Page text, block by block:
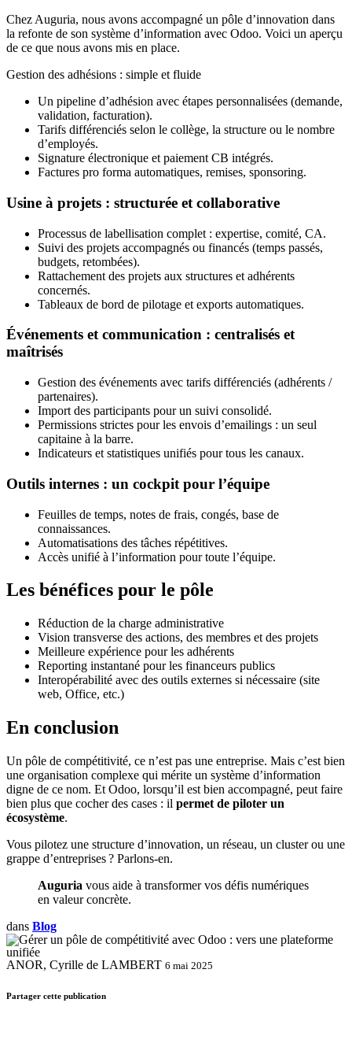
Chez Auguria, nous avons accompagné un pôle d’innovation dans
la refonte de son système d’information avec Odoo. Voici un aperçu
de ce que nous avons mis en place.
Gestion des adhésions : simple et fluide
Un pipeline d’adhésion avec étapes personnalisées (demande,
validation, facturation).
Tarifs différenciés selon le collège, la structure ou le nombre
d’employés.
Signature électronique et paiement CB intégrés.
Factures pro forma automatiques, remises, sponsoring.
Usine à projets : structurée et collaborative
Processus de labellisation complet : expertise, comité, CA.
Suivi des projets accompagnés ou financés (temps passés,
budgets, retombées).
Rattachement des projets aux structures et adhérents
concernés.
Tableaux de bord de pilotage et exports automatiques.
Événements et communication : centralisés et
maîtrisés
Gestion des événements avec tarifs différenciés (adhérents /
partenaires).
Import des participants pour un suivi consolidé.
Permissions strictes pour les envois d’emailings : un seul
capitaine à la barre.
Indicateurs et statistiques unifiés pour tous les canaux.
Outils internes : un cockpit pour l’équipe
Feuilles de temps, notes de frais, congés, base de
connaissances.
Automatisations des tâches répétitives.
Accès unifié à l’information pour toute l’équipe.
Les bénéfices pour le pôle
Réduction de la charge administrative
Vision transverse des actions, des membres et des projets
Meilleure expérience pour les adhérents
Reporting instantané pour les financeurs publics
Interopérabilité avec des outils externes si nécessaire (site
web, Office, etc.)
En conclusion
Un pôle de compétitivité, ce n’est pas une entreprise. Mais c’est bien
une organisation complexe qui mérite un système d’information
digne de ce nom. Et Odoo, lorsqu’il est bien accompagné, peut faire
bien plus que cocher des cases : il permet de piloter un
écosystème.
Vous pilotez une structure d’innovation, un réseau, un cluster ou une
grappe d’entreprises ? Parlons-en.
Auguria vous aide à transformer vos défis numériques
en valeur concrète.
dans Blog
ANOR, Cyrille de LAMBERT 6 mai 2025
Partager cette publication